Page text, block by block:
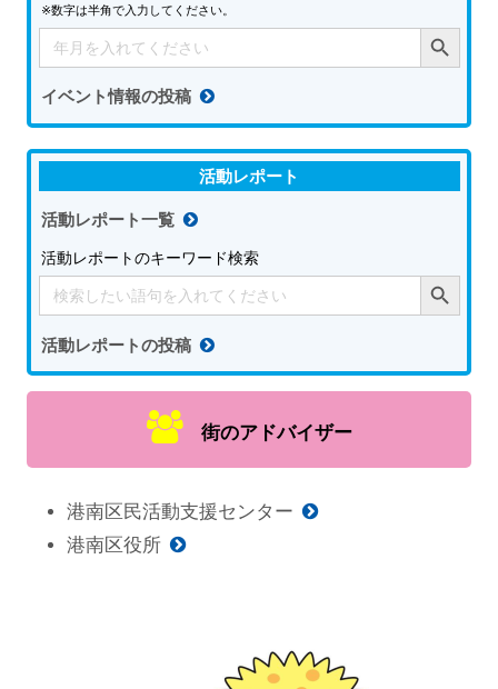
※数字は半角で入力してください。
Search
for:
Search Button
イベント情報の投稿
活動レポート
活動レポート一覧
活動レポートのキーワード検索
Search
for:
Search Button
活動レポートの投稿
街のアドバイザー
港南区民活動支援センター
港南区役所